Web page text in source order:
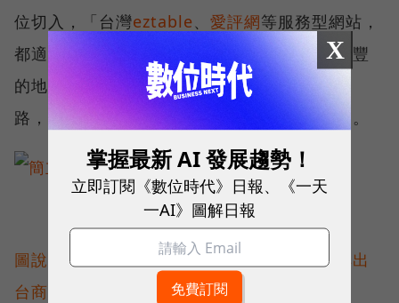
位切入，「台灣eztable 愛評網等服務型網站，
都適合泰國、馬來西亞、菲律賓，只要有鼎泰豐
的地方都有機會。」顯示網路產業向外行走之
路，參考其他產業發展腳步，將是不錯的方向。
圖說：簡立峰從總體經濟到各地區特色，拆解出
台商的東南亞商機。(資料照片)
X
掌握最新 AI 發展趨勢！
立即訂閱《數位時代》日報、《一天
一AI》圖解日報